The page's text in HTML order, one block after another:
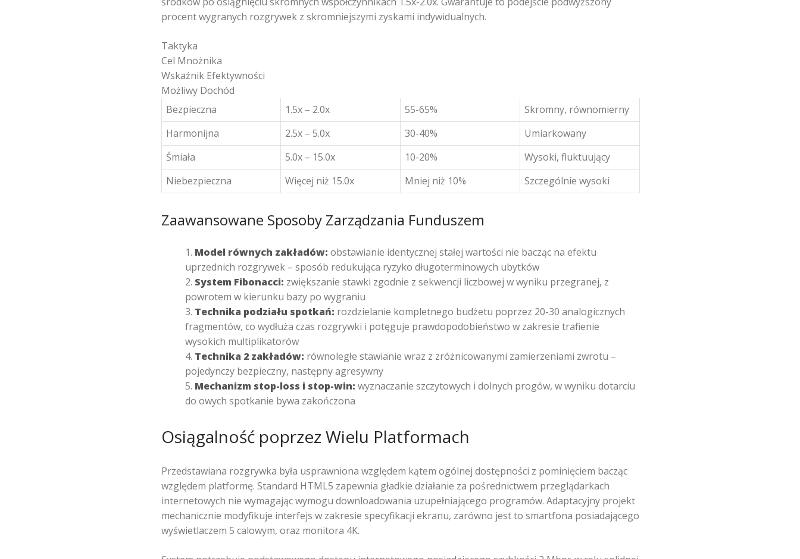
procent wygranych rozgrywek z skromniejszymi zyskami indywidualnych.
Taktyka
Cel Mnożnika
Wskaźnik Efektywności
Możliwy Dochód
Bezpieczna
1.5x – 2.0x 55-65%
Skromny, równomierny
Harmonijna
2.5x – 5.0x 30-40%
Umiarkowany
Śmiała
5.0x – 15.0x 10-20%
Wysoki, fluktuujący
Niebezpieczna
Więcej niż 15.0x Mniej niż 10% Szczególnie wysoki
Zaawansowane Sposoby Zarządzania Funduszem
Model równych zakładów: obstawianie identycznej stałej wartości nie bacząc na efektu
uprzednich rozgrywek – sposób redukująca ryzyko długoterminowych ubytków
System Fibonacci: zwiększanie stawki zgodnie z sekwencji liczbowej w wyniku przegranej, z
powrotem w kierunku bazy po wygraniu
Technika podziału spotkań: rozdzielanie kompletnego budżetu poprzez 20-30 analogicznych
fragmentów, co wydłuża czas rozgrywki i potęguje prawdopodobieństwo w zakresie trafienie
wysokich multiplikatorów
Technika 2 zakładów: równoległe stawianie wraz z zróżnicowanymi zamierzeniami zwrotu –
pojedynczy bezpieczny, następny agresywny
Mechanizm stop-loss i stop-win: wyznaczanie szczytowych i dolnych progów, w wyniku dotarciu
do owych spotkanie bywa zakończona
Osiągalność poprzez Wielu Platformach
Przedstawiana rozgrywka była usprawniona względem kątem ogólnej dostępności z pominięciem bacząc
względem platformę. Standard HTML5 zapewnia gładkie działanie za pośrednictwem przeglądarkach
internetowych nie wymagając wymogu downloadowania uzupełniającego programów. Adaptacyjny projekt
mechanicznie modyfikuje interfejs w zakresie specyfikacji ekranu, zarówno jest to smartfona posiadającego
wyświetlaczem 5 calowym, oraz monitora 4K.